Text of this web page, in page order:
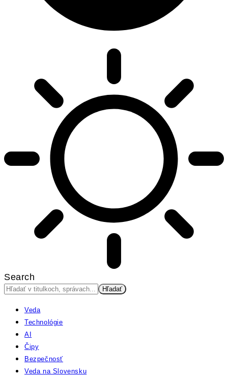
Search
Veda
Technológie
AI
Čipy
Bezpečnosť
Veda na Slovensku